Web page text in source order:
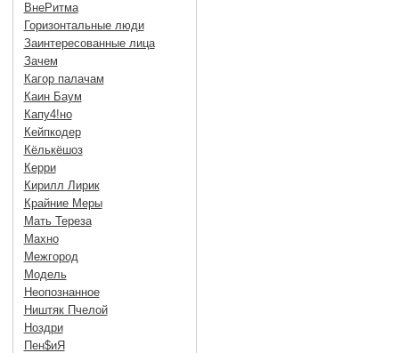
ВнеРитма
Горизонтальные люди
Заинтересованные лица
Зачем
Кагор палачам
Каин Баум
Капу4!но
Кейпкодер
Кёлькёшоз
Керри
Кирилл Лирик
Крайние Меры
Мать Тереза
Махно
Межгород
Модель
Неопознанное
Ништяк Пчелой
Ноздри
Пен$иЯ